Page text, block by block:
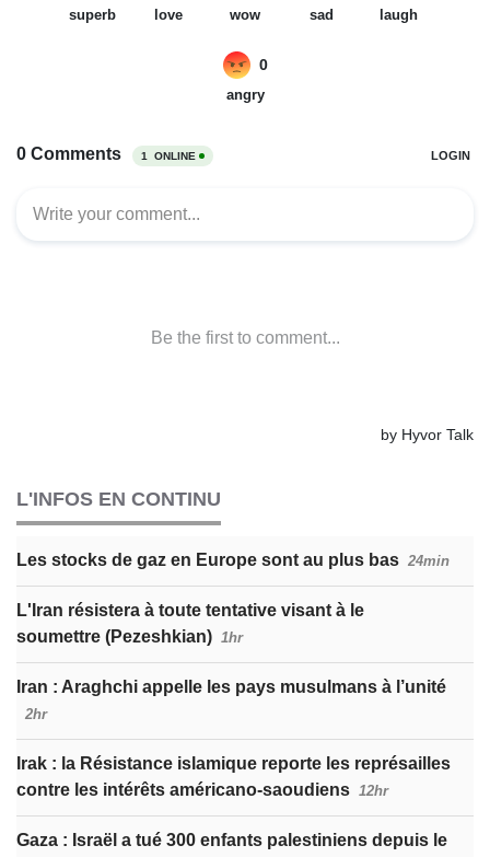
L'INFOS EN CONTINU
Les stocks de gaz en Europe sont au plus bas 24min
L'Iran résistera à toute tentative visant à le
soumettre (Pezeshkian) 1hr
Iran : Araghchi appelle les pays musulmans à l’unité
2hr
Irak : la Résistance islamique reporte les représailles
contre les intérêts américano-saoudiens 12hr
Gaza : Israël a tué 300 enfants palestiniens depuis le